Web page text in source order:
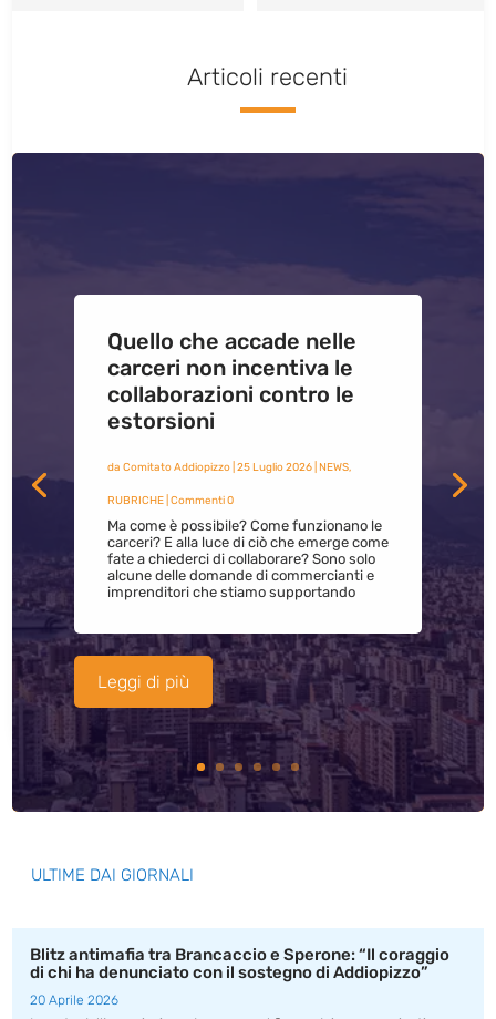
Articoli recenti
Quello che accade nelle
carceri non incentiva le
collaborazioni contro le
estorsioni
da Comitato Addiopizzo| 25 Luglio 2026| NEWS,
RUBRICHE| Commenti 0
Ma come è possibile? Come funzionano le
carceri? E alla luce di ciò che emerge come
fate a chiederci di collaborare? Sono solo
alcune delle domande di commercianti e
imprenditori che stiamo supportando
Leggi di più
ULTIME DAI GIORNALI
Blitz antimafia tra Brancaccio e Sperone: “Il coraggio
di chi ha denunciato con il sostegno di Addiopizzo”
20 Aprile 2026